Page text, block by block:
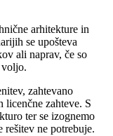
arhitekture in
se upošteva
ali naprav, če so
voljo.
zahtevano
zahteve. S
ter se izognemo
ne potrebuje.